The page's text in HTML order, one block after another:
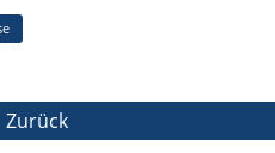
Zurück